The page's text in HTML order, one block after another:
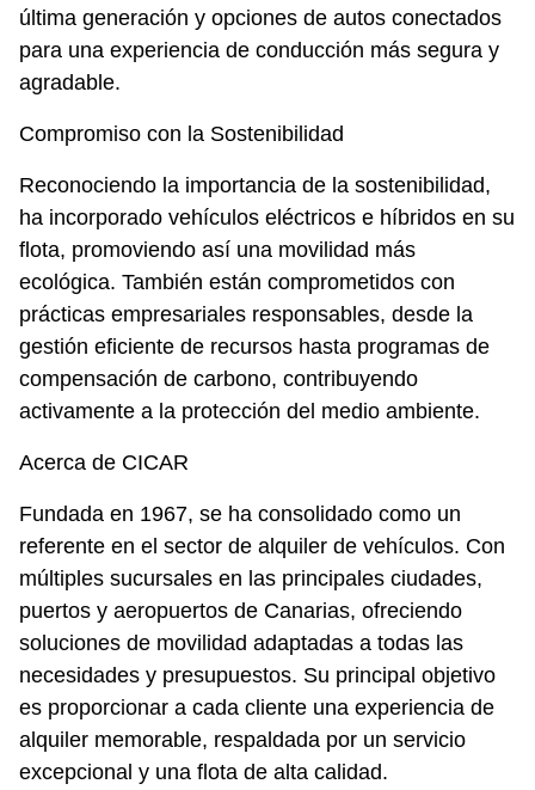
última generación y opciones de autos conectados
para una experiencia de conducción más segura y
agradable.
Compromiso con la Sostenibilidad
Reconociendo la importancia de la sostenibilidad,
ha incorporado vehículos eléctricos e híbridos en su
flota, promoviendo así una movilidad más
ecológica. También están comprometidos con
prácticas empresariales responsables, desde la
gestión eficiente de recursos hasta programas de
compensación de carbono, contribuyendo
activamente a la protección del medio ambiente.
Acerca de CICAR
Fundada en 1967, se ha consolidado como un
referente en el sector de alquiler de vehículos. Con
múltiples sucursales en las principales ciudades,
puertos y aeropuertos de Canarias, ofreciendo
soluciones de movilidad adaptadas a todas las
necesidades y presupuestos. Su principal objetivo
es proporcionar a cada cliente una experiencia de
alquiler memorable, respaldada por un servicio
excepcional y una flota de alta calidad.